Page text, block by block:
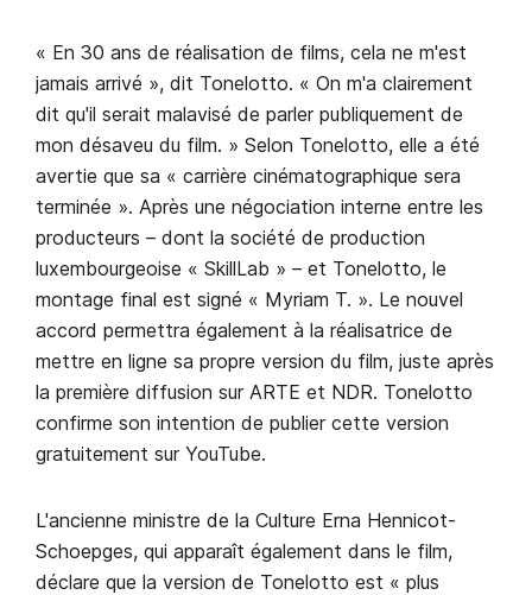
« En 30 ans de réalisation de films, cela ne m'est
jamais arrivé », dit Tonelotto. « On m'a clairement
dit qu'il serait malavisé de parler publiquement de
mon désaveu du film. » Selon Tonelotto, elle a été
avertie que sa « carrière cinématographique sera
terminée ». Après une négociation interne entre les
producteurs – dont la société de production
luxembourgeoise « SkillLab » – et Tonelotto, le
montage final est signé « Myriam T. ». Le nouvel
accord permettra également à la réalisatrice de
mettre en ligne sa propre version du film, juste après
la première diffusion sur ARTE et NDR. Tonelotto
confirme son intention de publier cette version
gratuitement sur YouTube.
L'ancienne ministre de la Culture Erna Hennicot-
Schoepges, qui apparaît également dans le film,
déclare que la version de Tonelotto est « plus